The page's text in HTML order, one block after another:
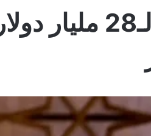
مشاريع أحمد الشرع في السعودية .. استثمارات الـ28 مليار دولار